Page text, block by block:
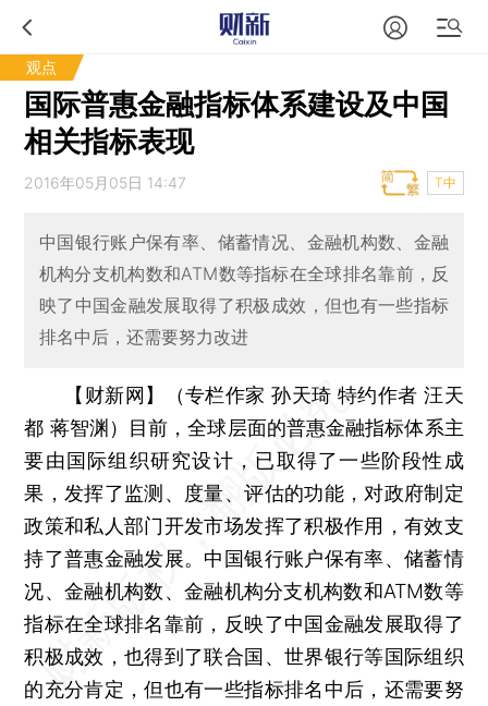
观点
国际普惠金融指标体系建设及中国
相关指标表现
2016年05月05日 14:47 T中
中国银行账户保有率、储蓄情况、金融机构数、金融
机构分支机构数和ATM数等指标在全球排名靠前，反
映了中国金融发展取得了积极成效，但也有一些指标
排名中后，还需要努力改进
【财新网】（专栏作家 孙天琦 特约作者 汪天
都 蒋智渊） 目前，全球层面的普惠金融指标体系主
要由国际组织研究设计，已取得了一些阶段性成
果，发挥了监测、度量、评估的功能，对政府制定
政策和私人部门开发市场发挥了积极作用，有效支
持了普惠金融发展。中国银行账户保有率、储蓄情
况、金融机构数、金融机构分支机构数和ATM数等
指标在全球排名靠前，反映了中国金融发展取得了
积极成效，也得到了联合国、世界银行等国际组织
的充分肯定，但也有一些指标排名中后，还需要努